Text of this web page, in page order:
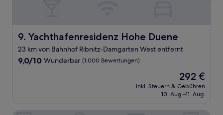
9. Yachthafenresidenz Hohe Duene
Yachthafenresidenz Hohe Duene
23 km von Bahnhof Ribnitz-Damgarten West entfernt
9.0
9,0/10 Wunderbar (1.000 Bewertungen)
Der
Preis
beträgt
292 €
inkl. Steuern & Gebühren
10. Aug.–11. Aug.